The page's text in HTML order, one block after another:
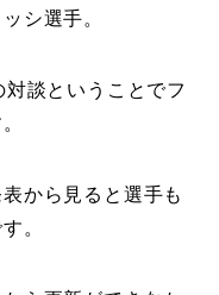
シ選手。
談ということでフ
から見ると選手も
。